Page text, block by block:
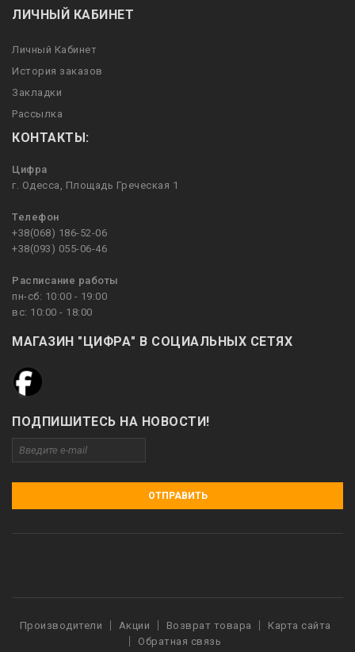
ЛИЧНЫЙ КАБИНЕТ
Личный Кабинет
История заказов
Закладки
Рассылка
КОНТАКТЫ:
Цифра
г. Одесса, Площадь Греческая 1
Телефон
+38(068) 186-52-06
+38(093) 055-06-46
Расписание работы
пн-сб: 10:00 - 19:00
вс: 10:00 - 18:00
МАГАЗИН "ЦИФРА" В СОЦИАЛЬНЫХ СЕТЯХ
ПОДПИШИТЕСЬ НА НОВОСТИ!
ОТПРАВИТЬ
Производители Акции Возврат товара
Карта сайта
Обратная связь